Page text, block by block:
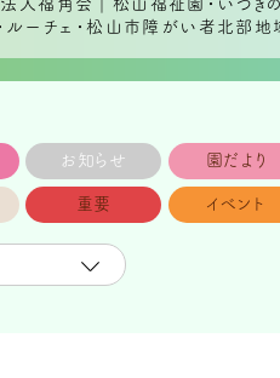
・ルーチェ・松山市障がい者北
お知らせ 園だより
重要 イベント